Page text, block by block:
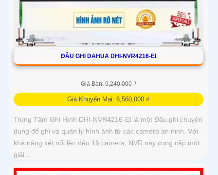
ĐẦU GHI DAHUA DHI-NVR4216-EI
Giá Bán: 9,240,000 ₫
Giá Khuyến Mại: 6,560,000 ₫
Trung Tâm Ghi Hình DHI-NVR4216-EI là một Đầu ghi chuyên
dụng để ghi và quản lý hình ảnh từ các camera an ninh. Với
khả năng kết nối lên đến 16 camera, NVR này cung cấp một
giải...